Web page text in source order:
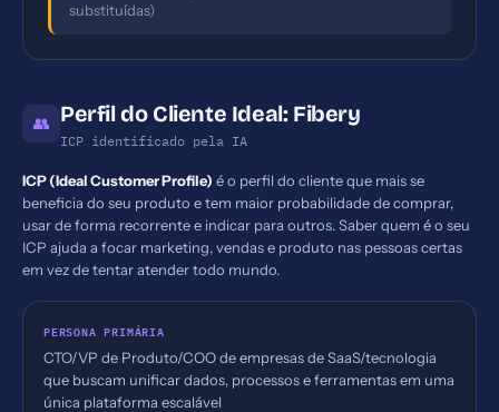
substituídas)
👥 Perfil do Cliente Ideal: Fibery
ICP identificado pela IA
ICP (Ideal Customer Profile) é o perfil do cliente que mais se
beneficia do seu produto e tem maior probabilidade de comprar,
usar de forma recorrente e indicar para outros. Saber quem é o seu
ICP ajuda a focar marketing, vendas e produto nas pessoas certas
em vez de tentar atender todo mundo.
PERSONA PRIMÁRIA
CTO/VP de Produto/COO de empresas de SaaS/tecnologia
que buscam unificar dados, processos e ferramentas em uma
única plataforma escalável